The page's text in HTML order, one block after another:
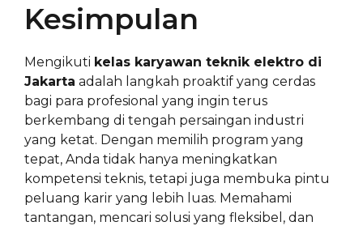
Kesimpulan
Mengikuti kelas karyawan teknik elektro di
Jakarta adalah langkah proaktif yang cerdas
bagi para profesional yang ingin terus
berkembang di tengah persaingan industri
yang ketat. Dengan memilih program yang
tepat, Anda tidak hanya meningkatkan
kompetensi teknis, tetapi juga membuka pintu
peluang karir yang lebih luas. Memahami
tantangan, mencari solusi yang fleksibel, dan